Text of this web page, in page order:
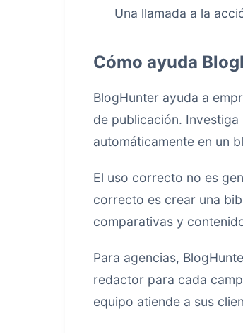
Una llamada a la
Cómo ayuda
BlogHunter ayuda a
de publicación.
automáticamente en un
El uso correcto no es
correcto es crear una
comparativas y
Para agencias,
redactor para cada
equipo atiende a sus